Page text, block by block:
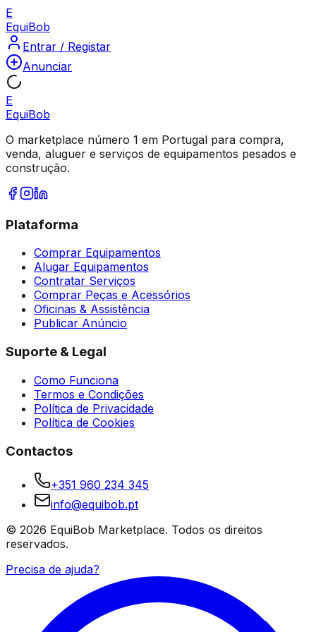
E
EquiBob
Entrar / Registar
Anunciar
E
EquiBob
O marketplace número 1 em Portugal para compra,
venda, aluguer e serviços de equipamentos pesados e
construção.
Plataforma
Comprar Equipamentos
Alugar Equipamentos
Contratar Serviços
Comprar Peças e Acessórios
Oficinas & Assistência
Publicar Anúncio
Suporte & Legal
Como Funciona
Termos e Condições
Política de Privacidade
Política de Cookies
Contactos
+351 960 234 345
info@equibob.pt
© 2026 EquiBob Marketplace. Todos os direitos
reservados.
Precisa de ajuda?